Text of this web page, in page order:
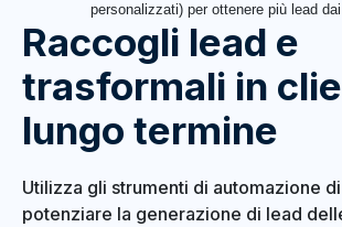
personalizzati) per ottenere più lead
Raccogli lead e
trasformali in
lungo termine
Utilizza gli strumenti di automazione
potenziare la generazione di lead